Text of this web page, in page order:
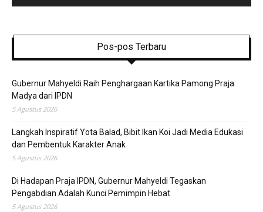
Pos-pos Terbaru
Gubernur Mahyeldi Raih Penghargaan Kartika Pamong Praja
Madya dari IPDN
5 Agustus 2026
Langkah Inspiratif Yota Balad, Bibit Ikan Koi Jadi Media Edukasi
dan Pembentuk Karakter Anak
5 Agustus 2026
Di Hadapan Praja IPDN, Gubernur Mahyeldi Tegaskan
Pengabdian Adalah Kunci Pemimpin Hebat
5 Agustus 2026